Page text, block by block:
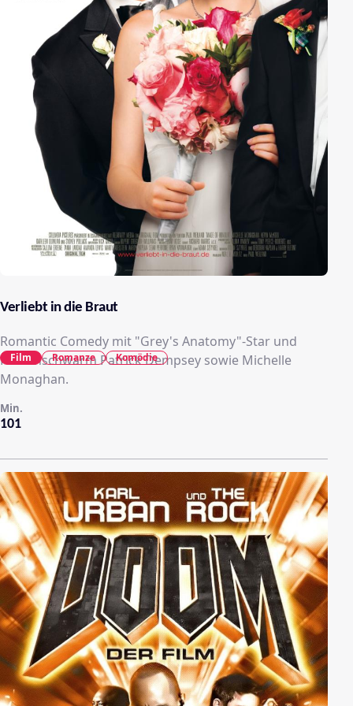
Verliebt in die Braut
Romantic Comedy mit "Grey's Anatomy"-Star und
Frauenschwarm Patrick Dempsey sowie Michelle
Monaghan.
101
Min.
Film Romanze Komödie